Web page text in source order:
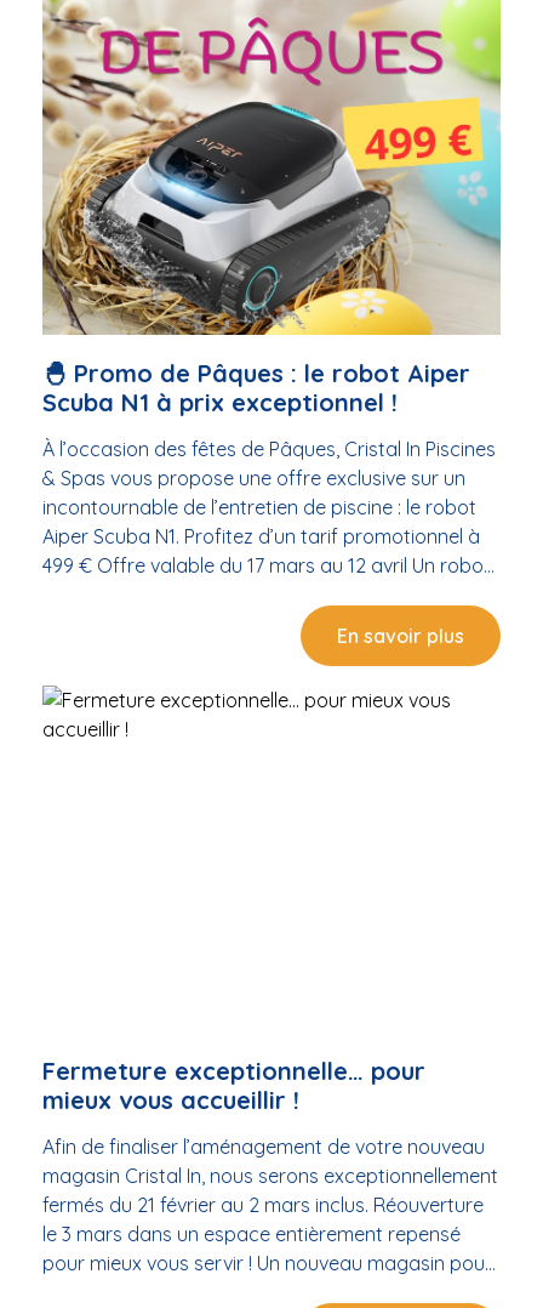
dans votre magasin piscine & spa à Balaruc-les-
Bains. Que vous veniez de Frontignan, Sète,
Balaruc ou de tout le bassin de Thau, notre équipe
vous accueille pour vous aider à choisir le robot
idéal. ⏳ Offre à durée limitée — profitez-en avant la
fin de la prolongation ! 👉 Passez nous voir en
boutique, on vous attend ! 🏊 #Cristalin
#RobotPiscine #Promo #BalarucLesBains
#BassinDeThau #Frontignan #Sète #Piscine #Spa
🐣 Promo de Pâques : le robot Aiper
Scuba N1 à prix exceptionnel !
À l’occasion des fêtes de Pâques, Cristal In Piscines
& Spas vous propose une offre exclusive sur un
incontournable de l’entretien de piscine : le robot
Aiper Scuba N1. Profitez d’un tarif promotionnel à
499 € Offre valable du 17 mars au 12 avril Un robot
Scuba N1 est conçu pour simplifier l’entretien de
votre piscine tout en garantissant un nettoyage
efficace : Nettoyage autonome du fond et des
parois Fonctionnement sans fil pour plus de liberté
Utilisation simple et rapide Idéal pour un entretien
Expertise locale reconnue Conseils adaptés à
votre bassin Produits sélectionnés pour leur qualité
limitée dans le temps et selon les stocks
disponibles.
En savoir plus
Fermeture exceptionnelle… pour
mieux vous accueillir !
Afin de finaliser l’aménagement de votre nouveau
magasin Cristal In, nous serons exceptionnellement
fermés du 21 février au 2 mars inclus. Réouverture
le 3 mars dans un espace entièrement repensé
pour mieux vous servir ! Un nouveau magasin pour